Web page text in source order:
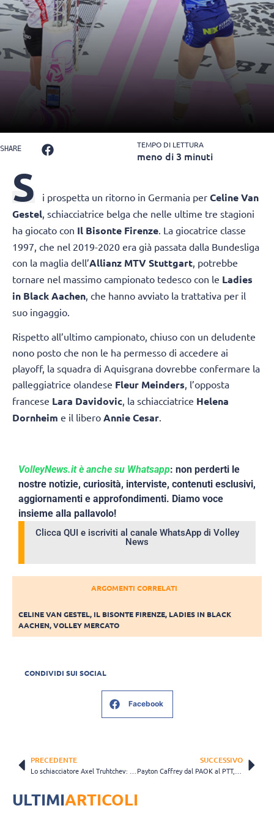
SHARE TEMPO DI LETTURA
meno di 3 minuti
S i prospetta un ritorno in Germania per Celine Van
Gestel, schiacciatrice belga che nelle ultime tre stagioni
ha giocato con Il Bisonte Firenze. La giocatrice classe
1997, che nel 2019-2020 era già passata dalla Bundesliga
con la maglia dell’Allianz MTV Stuttgart, potrebbe
tornare nel massimo campionato tedesco con le Ladies
in Black Aachen, che hanno avviato la trattativa per il
suo ingaggio.
Rispetto all’ultimo campionato, chiuso con un deludente
nono posto che non le ha permesso di accedere ai
playoff, la squadra di Aquisgrana dovrebbe confermare la
palleggiatrice olandese Fleur Meinders, l’opposta
francese Lara Davidovic, la schiacciatrice Helena
Dornheim e il libero Annie Cesar.
VolleyNews.it è anche su Whatsapp: non perderti le
nostre notizie, curiosità, interviste, contenuti esclusivi,
aggiornamenti e approfondimenti. Diamo voce
insieme alla pallavolo!
Clicca QUI e iscriviti al canale WhatsApp di Volley
News
ARGOMENTI CORRELATI
CELINE VAN GESTEL, IL BISONTE FIRENZE, LADIES IN BLACK
AACHEN,VOLLEY MERCATO
CONDIVIDI SUI SOCIAL
Facebook
PRECEDENTE SUCCESSIVO
ULTIMIARTICOLI